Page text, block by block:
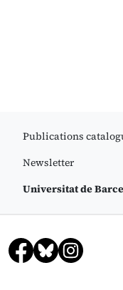
Publications
Newsletter
Universitat de